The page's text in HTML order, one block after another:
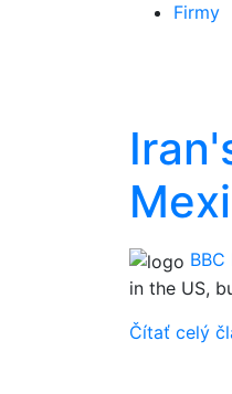
Firmy
in the US,
Čítať celý